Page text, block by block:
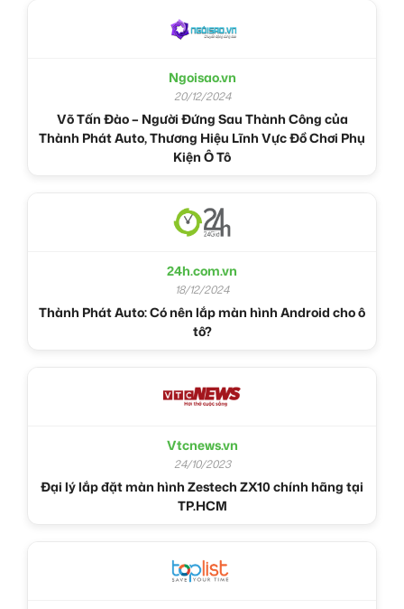
Ngoisao.vn
20/12/2024
Võ Tấn Đào – Người Đứng Sau Thành Công của
Thành Phát Auto, Thương Hiệu Lĩnh Vực Đồ Chơi Phụ
Kiện Ô Tô
24h.com.vn
18/12/2024
Thành Phát Auto: Có nên lắp màn hình Android cho ô
tô?
Vtcnews.vn
24/10/2023
Đại lý lắp đặt màn hình Zestech ZX10 chính hãng tại
TP.HCM